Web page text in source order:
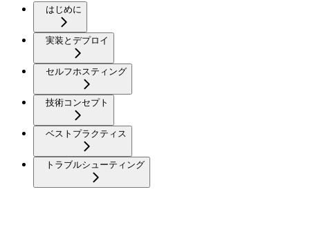
はじめに
実装とデプロイ
セルフホスティング
技術コンセプト
ベストプラクティス
トラブルシューティング